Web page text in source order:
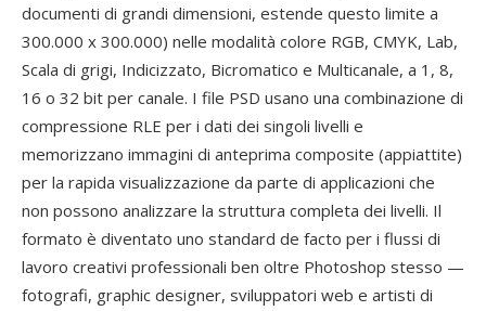
documenti di grandi dimensioni, estende questo limite a
300.000 x 300.000) nelle modalità colore RGB, CMYK, Lab,
Scala di grigi, Indicizzato, Bicromatico e Multicanale, a 1, 8,
16 o 32 bit per canale. I file PSD usano una combinazione di
compressione RLE per i dati dei singoli livelli e
memorizzano immagini di anteprima composite (appiattite)
per la rapida visualizzazione da parte di applicazioni che
non possono analizzare la struttura completa dei livelli. Il
formato è diventato uno standard de facto per i flussi di
lavoro creativi professionali ben oltre Photoshop stesso —
fotografi, graphic designer, sviluppatori web e artisti di